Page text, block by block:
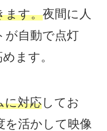
ます。夜間に人
が自動で点灯
ます。
に対応してお
を活かして映像